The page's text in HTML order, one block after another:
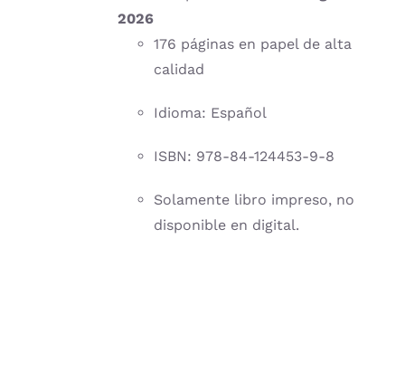
2026
176 páginas en papel de alta
calidad
Idioma: Español
ISBN: 978-84-124453-9-8
Solamente libro impreso, no
disponible en digital.